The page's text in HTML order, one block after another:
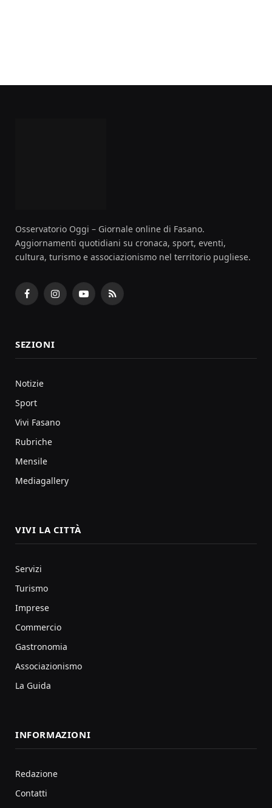
Osservatorio Oggi – Giornale online di Fasano.
Aggiornamenti quotidiani su cronaca, sport, eventi,
cultura, turismo e associazionismo nel territorio pugliese.
FacebookInstagramYouTubeRSS
SEZIONI
Notizie
Sport
Vivi Fasano
Rubriche
Mensile
Mediagallery
VIVI LA CITTÀ
Servizi
Turismo
Imprese
Commercio
Gastronomia
Associazionismo
La Guida
INFORMAZIONI
Redazione
Contatti